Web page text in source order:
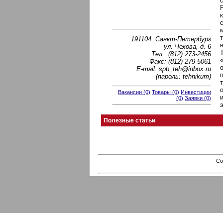
191104, Санкт-Петербург
ул. Чехова, д. 6
Тел.: (812) 273-2456
Факс: (812) 279-5061
E-mail: spb_teh@inbox.ru
(пароль: tehnikum)
Вакансии (0) Товары (0) Инвестиции
(0) Заявки (0)
Полезные статьи